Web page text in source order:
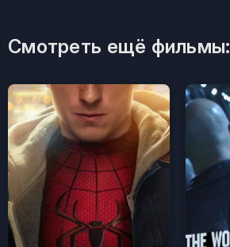
Смотреть ещё фильмы: